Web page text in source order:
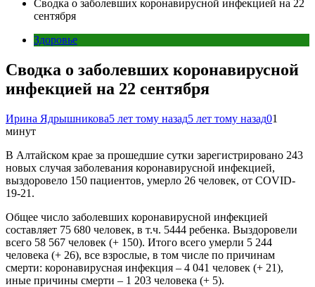
Сводка о заболевших коронавирусной инфекцией на 22
сентября
Здоровье
Сводка о заболевших коронавирусной
инфекцией на 22 сентября
Ирина Ядрышникова5 лет тому назад5 лет тому назад01
минут
В Алтайском крае за прошедшие сутки зарегистрировано 243
новых случая заболевания коронавирусной инфекцией,
выздоровело 150 пациентов, умерло 26 человек, от COVID-
19-21.
Общее число заболевших коронавирусной инфекцией
составляет 75 680 человек, в т.ч. 5444 ребенка. Выздоровели
всего 58 567 человек (+ 150). Итого всего умерли 5 244
человека (+ 26), все взрослые, в том числе по причинам
смерти: коронавирусная инфекция – 4 041 человек (+ 21),
иные причины смерти – 1 203 человека (+ 5).